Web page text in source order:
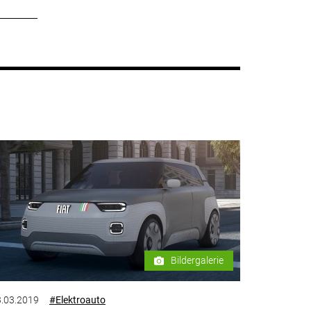
Bildergalerie
#Elektroauto